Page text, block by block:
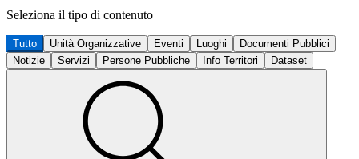
Seleziona il tipo di contenuto
Tutto Unità Organizzative Eventi Luoghi
Documenti Pubblici
Notizie
Servizi Persone Pubbliche Info Territori Dataset